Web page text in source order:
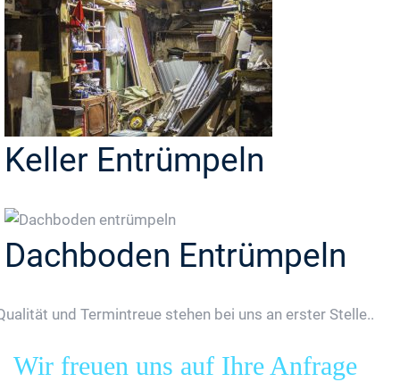
Keller Entrümpeln
Dachboden Entrümpeln
und Termintreue stehen bei uns an erster Stelle..
Wir freuen uns auf Ihre Anfrage